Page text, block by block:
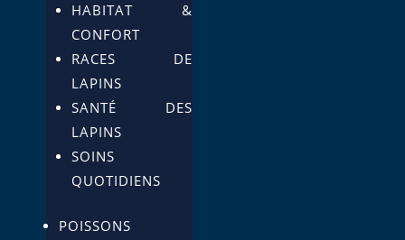
HABITAT &
CONFORT
RACES DE
LAPINS
SANTÉ DES
LAPINS
SOINS
QUOTIDIENS
POISSONS